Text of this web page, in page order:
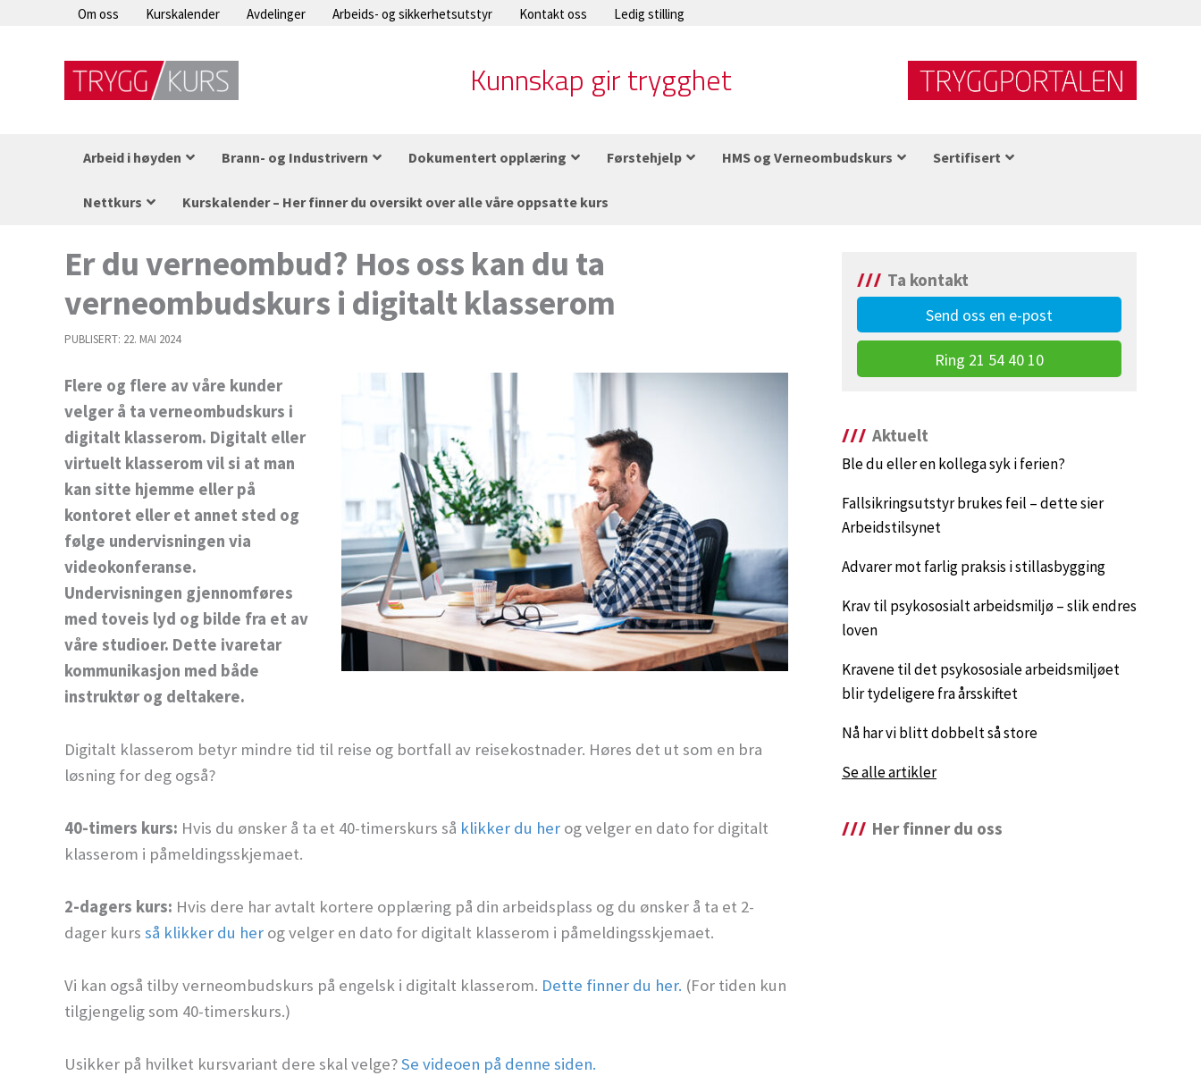
Om oss Kurskalender Avdelinger Arbeids- og sikkerhetsutstyr Kontakt oss Ledig stilling
Kunnskap gir trygghet
Arbeid i høyden Brann- og Industrivern Dokumentert opplæring Førstehjelp HMS og Verneombudskurs Sertifisert
Nettkurs Kurskalender – Her finner du oversikt over alle våre oppsatte kurs
Er du verneombud? Hos oss kan du ta
verneombudskurs i digitalt klasserom
PUBLISERT: 22. MAI 2024
Flere og flere av våre kunder
velger å ta verneombudskurs i
digitalt klasserom. Digitalt eller
virtuelt klasserom vil si at man
kan sitte hjemme eller på
kontoret eller et annet sted og
følge undervisningen via
videokonferanse.
Undervisningen gjennomføres
med toveis lyd og bilde fra et av
våre studioer. Dette ivaretar
kommunikasjon med både
instruktør og deltakere.
Digitalt klasserom betyr mindre tid til reise og bortfall av reisekostnader. Høres det ut som en bra
løsning for deg også?
40-timers kurs: Hvis du ønsker å ta et 40-timerskurs så klikker du her og velger en dato for digitalt
klasserom i påmeldingsskjemaet.
2-dagers kurs: Hvis dere har avtalt kortere opplæring på din arbeidsplass og du ønsker å ta et 2-
dager kurs så klikker du her og velger en dato for digitalt klasserom i påmeldingsskjemaet.
Vi kan også tilby verneombudskurs på engelsk i digitalt klasserom. Dette finner du her. (For tiden kun
tilgjengelig som 40-timerskurs.)
Usikker på hvilket kursvariant dere skal velge?Se videoen på denne siden.
Ta kontakt
Send oss en e-post
Ring 21 54 40 10
Aktuelt
Ble du eller en kollega syk i ferien?
Fallsikringsutstyr brukes feil – dette sier
Arbeidstilsynet
Advarer mot farlig praksis i stillasbygging
Krav til psykososialt arbeidsmiljø – slik endres
loven
Kravene til det psykososiale arbeidsmiljøet
blir tydeligere fra årsskiftet
Nå har vi blitt dobbelt så store
Se alle artikler
Her finner du oss